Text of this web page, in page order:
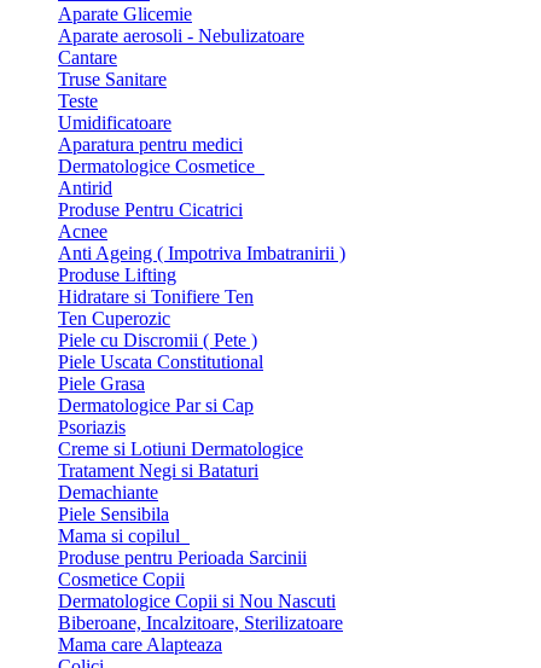
Aparate Glicemie
Aparate aerosoli - Nebulizatoare
Cantare
Truse Sanitare
Teste
Umidificatoare
Aparatura pentru medici
Dermatologice Cosmetice
Antirid
Produse Pentru Cicatrici
Acnee
Anti Ageing ( Impotriva Imbatranirii )
Produse Lifting
Hidratare si Tonifiere Ten
Ten Cuperozic
Piele cu Discromii ( Pete )
Piele Uscata Constitutional
Piele Grasa
Dermatologice Par si Cap
Psoriazis
Creme si Lotiuni Dermatologice
Tratament Negi si Bataturi
Demachiante
Piele Sensibila
Mama si copilul
Produse pentru Perioada Sarcinii
Cosmetice Copii
Dermatologice Copii si Nou Nascuti
Biberoane, Incalzitoare, Sterilizatoare
Mama care Alapteaza